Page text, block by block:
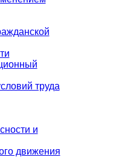
труда
и
движения